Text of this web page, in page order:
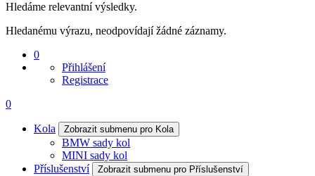
Hledáme relevantní výsledky.
Hledanému výrazu, neodpovídají žádné záznamy.
0
Přihlášení
Registrace
0
Kola Zobrazit submenu pro Kola
BMW sady kol
MINI sady kol
Příslušenství
Zobrazit submenu pro Příslušenství